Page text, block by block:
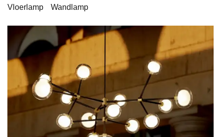
Vloerlamp
Wandlamp